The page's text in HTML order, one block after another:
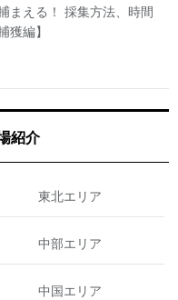
まえる！ 採集方法、時間
獲編】
紹介
東北エリア
中部エリア
中国エリア